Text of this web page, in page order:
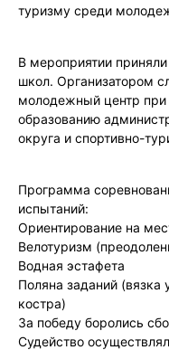
туризму среди
В мероприятии
школ. Организатором
молодежный центр
образованию
округа и спортивно-
Программа
испытаний:
Ориентирование на
Велотуризм
Водная эстафета
Поляна заданий (вязка
костра)
За победу боролись
Судейство